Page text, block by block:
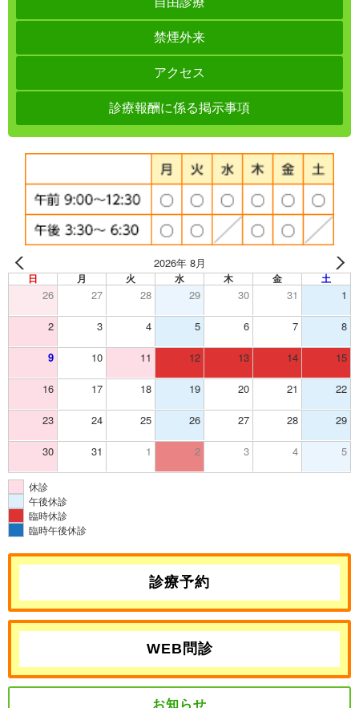
禁煙外来
アクセス
診療報酬に係る掲示事項
2026年 8月
日 月 火 水 木 金 土
26 27 28 29 30 31 1
2 3 4 5 6 7 8
9 10 11 12 13 14 15
16 17 18 19 20 21 22
23 24 25 26 27 28 29
30 31 1 2 3 4 5
休診
午後休診
臨時休診
臨時午後休診
診療予約
WEB問診
お知らせ